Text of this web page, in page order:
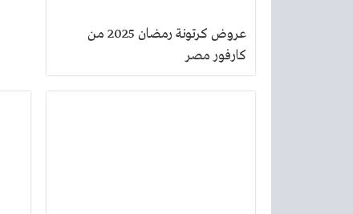
عروض كرتونة رمضان 2025 من
كارفور مصر